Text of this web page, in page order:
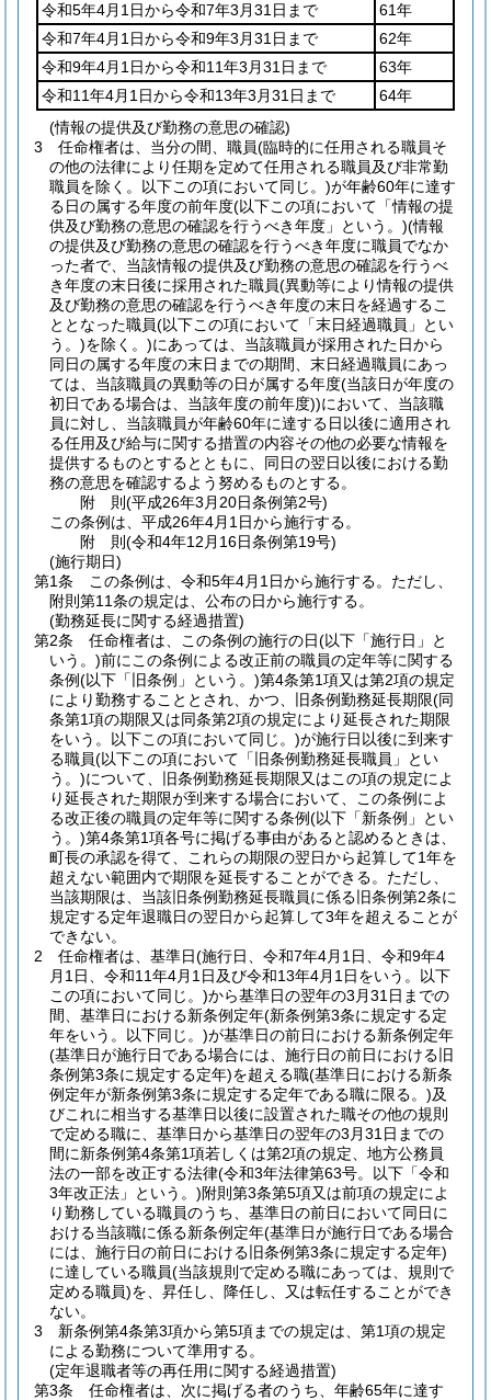
令和5年4月1日から令和7年3月31日まで
61年
令和7年4月1日から令和9年3月31日まで
62年
令和9年4月1日から令和11年3月31日まで
63年
令和11年4月1日から令和13年3月31日まで
64年
(情報の提供及び勤務の意思の確認)
3
任命権者は、当分の間、職員(臨時的に任用される職員そ
の他の法律により任期を定めて任用される職員及び非常勤
職員を除く。以下この項において同じ。)が年齢60年に達す
る日の属する年度の前年度(以下この項において「情報の提
供及び勤務の意思の確認を行うべき年度」という。)(情報
の提供及び勤務の意思の確認を行うべき年度に職員でなか
った者で、当該情報の提供及び勤務の意思の確認を行うべ
き年度の末日後に採用された職員(異動等により情報の提供
及び勤務の意思の確認を行うべき年度の末日を経過するこ
ととなった職員(以下この項において「末日経過職員」とい
う。)を除く。)にあっては、当該職員が採用された日から
同日の属する年度の末日までの期間、末日経過職員にあっ
ては、当該職員の異動等の日が属する年度(当該日が年度の
初日である場合は、当該年度の前年度))において、当該職
員に対し、当該職員が年齢60年に達する日以後に適用され
る任用及び給与に関する措置の内容その他の必要な情報を
提供するものとするとともに、同日の翌日以後における勤
務の意思を確認するよう努めるものとする。
附 則(平成26年3月20日条例第2号)
この条例は、平成26年4月1日から施行する。
附 則(令和4年12月16日条例第19号)
(施行期日)
第1条
この条例は、令和5年4月1日から施行する。 ただし、
附則第11条の規定は、公布の日から施行する。
(勤務延長に関する経過措置)
第2条
任命権者は、この条例の施行の日(以下「施行日」と
いう。)前にこの条例による改正前の職員の定年等に関する
条例(以下「旧条例」という。)第4条第1項又は第2項の規定
により勤務することとされ、かつ、旧条例勤務延長期限(同
条第1項の期限又は同条第2項の規定により延長された期限
をいう。以下この項において同じ。)が施行日以後に到来す
る職員(以下この項において「旧条例勤務延長職員」とい
う。)について、旧条例勤務延長期限又はこの項の規定によ
り延長された期限が到来する場合において、この条例によ
る改正後の職員の定年等に関する条例(以下「新条例」とい
う。)第4条第1項各号に掲げる事由があると認めるときは、
町長の承認を得て、これらの期限の翌日から起算して1年を
超えない範囲内で期限を延長することができる。 ただし、
当該期限は、当該旧条例勤務延長職員に係る旧条例第2条に
規定する定年退職日の翌日から起算して3年を超えることが
できない。
2
任命権者は、基準日(施行日、令和7年4月1日、令和9年4
月1日、令和11年4月1日及び令和13年4月1日をいう。以下
この項において同じ。)から基準日の翌年の3月31日までの
間、基準日における新条例定年(新条例第3条に規定する定
年をいう。以下同じ。)が基準日の前日における新条例定年
(基準日が施行日である場合には、施行日の前日における旧
条例第3条に規定する定年)を超える職(基準日における新条
例定年が新条例第3条に規定する定年である職に限る。)及
びこれに相当する基準日以後に設置された職その他の規則
で定める職に、基準日から基準日の翌年の3月31日までの
間に新条例第4条第1項若しくは第2項の規定、地方公務員
法の一部を改正する法律(令和3年法律第63号。以下「令和
3年改正法」という。)附則第3条第5項又は前項の規定によ
り勤務している職員のうち、基準日の前日において同日に
おける当該職に係る新条例定年(基準日が施行日である場合
には、施行日の前日における旧条例第3条に規定する定年)
に達している職員(当該規則で定める職にあっては、規則で
定める職員)を、昇任し、降任し、又は転任することができ
ない。
3
新条例第4条第3項から第5項までの規定は、第1項の規定
による勤務について準用する。
(定年退職者等の再任用に関する経過措置)
第3条
任命権者は、次に掲げる者のうち、年齢65年に達す